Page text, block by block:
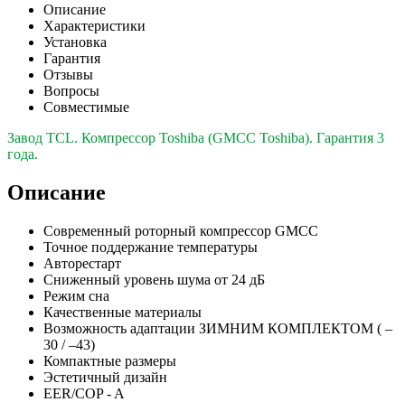
Описание
Характеристики
Установка
Гарантия
Отзывы
Вопросы
Совместимые
Завод TCL. Компрессор Toshiba (GMCC Toshiba). Гарантия 3
года.
Описание
Современный роторный компрессор GMCC
Точное поддержание температуры
Авторестарт
Сниженный уровень шума от 24 дБ
Режим сна
Качественные материалы
Возможность адаптации ЗИМНИМ КОМПЛЕКТОМ ( –
30 / –43)
Компактные размеры
Эстетичный дизайн
EER/COP - A